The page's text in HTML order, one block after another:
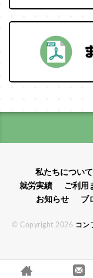
私たちについて
就労実績
ご利用
お知らせ
ブ
© Copyright 2026 コン